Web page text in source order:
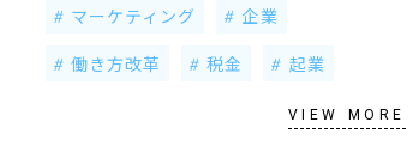
マーケティング
企業
働き方改革
税金 起業
VIEW MORE